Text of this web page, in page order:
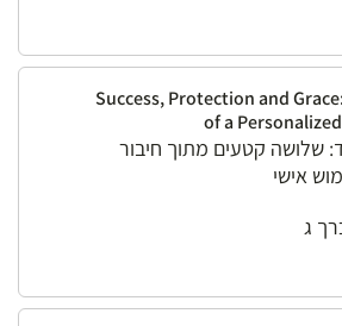
Success, Protection and
of a
שלושה קטעים מתוך חיבור
אישי
ג